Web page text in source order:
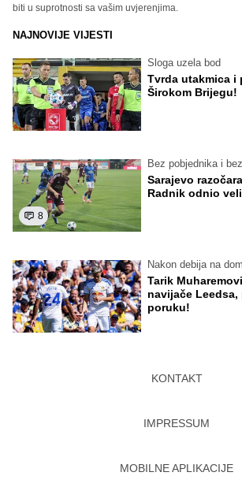
biti u suprotnosti sa vašim uvjerenjima.
NAJNOVIJE VIJESTI
Sloga uzela bod
Tvrda utakmica i
Širokom Brijegu!
8
Bez pobjednika i
Sarajevo
Radnik odnio
Nakon debija na
Tarik
navijače
poruku!
KONTAKT
IMPRESSUM
MOBILNE APLIKACIJE